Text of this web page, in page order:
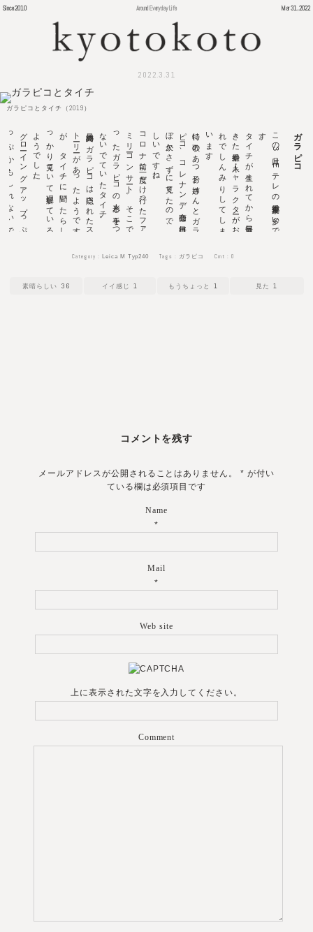
Since 2010 Around Everyday Life Mar 31, 2022
2022.3.31
ガラピコとタイチ（2019）
ガラピコ
こ
の
3
月は
E
テ
レ
の
番組変更が
多い
で
す
。
タ
イ
チ
が
生ま
れ
て
か
ら
毎日見て
き
た
番組や
人・キ
ャ
ラ
ク
タ
ーが
お
別
れ
で
し
ん
み
り
し
て
し
ま
い
ま
す
。
特に
歌の
あ
つ
子お
姉さ
ん
と
ガ
ラ
ピ
コ
、
コ
レ
ナ
ン
デ
商会は
毎日ほ
ぼ
欠か
さ
ず
に
見て
た
の
で
、
寂
し
い
で
す
ね
。
コ
ロ
ナ
前に
一度だ
け
行っ
た
フ
ァ
ミ
リ
ーコ
ン
サ
ート
。
そ
こ
で
買
っ
た
ガ
ラ
ピ
コ
の
人形と
手を
つ
な
い
で
て
い
た
タ
イ
チ
。
最終回の
ガ
ラ
ピ
コ
は
隠さ
れ
た
ス
ト
ーリ
ーが
あ
っ
た
よ
う
で
す
が
、
タ
イ
チ
に
聞
い
た
ら
し
っ
か
り
見て
い
て
理解し
て
い
る
よ
う
で
し
た
。
グ
ロ
ーイ
ン
グ
ア
ッ
プ
っ
ぷ
っ
ぷ
か
も
し
れ
な
い
で
す
。
あ
り
が
と
う
。
36 1 1 1
Category : Leica M Typ240 Tags : ガラピコ Cmt :0
コメントを残す
メールアドレスが公開されることはありません。* が付い
ている欄は必須項目です
Name
*
Mail
*
Web site
上に表示された文字を入力してください。
Comment